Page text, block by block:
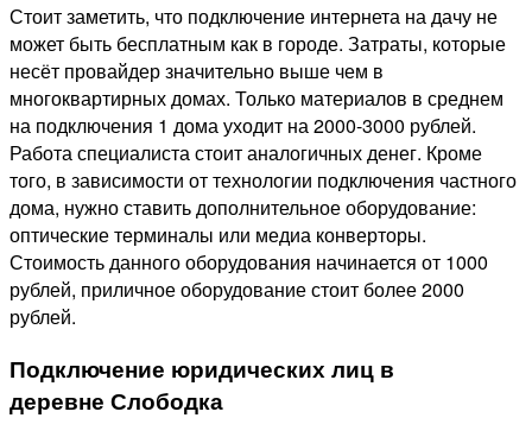
Стоит заметить, что подключение интернета на дачу не
может быть бесплатным как в городе. Затраты, которые
несёт провайдер значительно выше чем в
многоквартирных домах. Только материалов в среднем
на подключения 1 дома уходит на 2000-3000 рублей.
Работа специалиста стоит аналогичных денег. Кроме
того, в зависимости от технологии подключения частного
дома, нужно ставить дополнительное оборудование:
оптические терминалы или медиа конверторы.
Стоимость данного оборудования начинается от 1000
рублей, приличное оборудование стоит более 2000
рублей.
Подключение юридических лиц в
деревне Слободка